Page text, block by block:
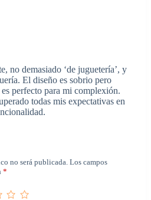
no demasiado ‘de juguetería’, y
El diseño es sobrio pero
perfecto para mi complexión.
todas mis expectativas en
no será publicada. Los campos
*